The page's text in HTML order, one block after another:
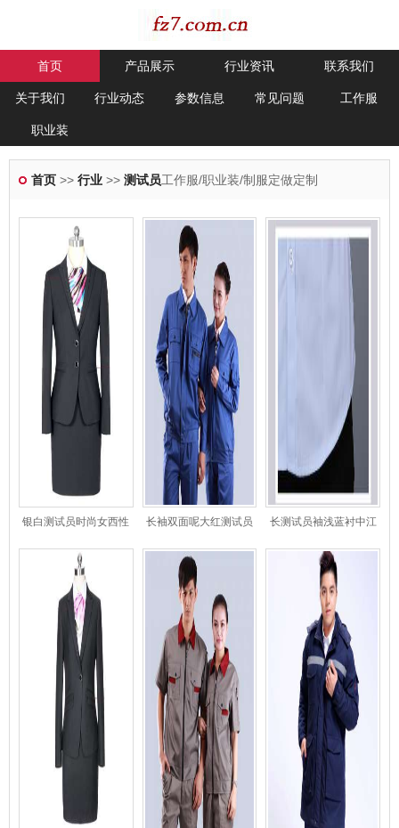
首页 产品展示 行业资讯 联系我们
关于我们 行业动态 参数信息 常见问题 工作服
职业装
首页 >> 行业 >> 测试员工作服/职业装/制服定做定制
银白测试员时尚女西性
长袖双面呢大红测试员
长测试员袖浅蓝衬中江